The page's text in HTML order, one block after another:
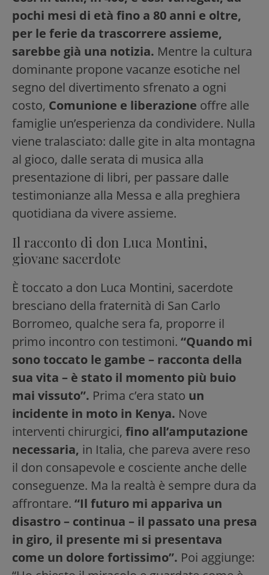
pochi mesi di età fino a 80 anni e oltre,
per le ferie da trascorrere assieme,
sarebbe già una notizia. Mentre la cultura
dominante propone vacanze esotiche nel
segno del divertimento sfrenato a ogni
costo, Comunione e liberazione offre alle
famiglie un’esperienza da condividere. Nulla
viene tralasciato: dalle gite in alta montagna
al gioco, dalle serata di musica alla
presentazione di libri, per passare dalle
testimonianze alla Messa e alla preghiera
quotidiana da vivere assieme.
Il racconto di don Luca Montini,
giovane sacerdote
È toccato a don Luca Montini, sacerdote
bresciano della fraternità di San Carlo
Borromeo, qualche sera fa, proporre il
primo incontro con testimoni. “Quando mi
sono toccato le gambe – racconta della
sua vita – è stato il momento più buio
mai vissuto”. Prima c’era stato un
incidente in moto in Kenya. Nove
interventi chirurgici, fino all’amputazione
necessaria, in Italia, che pareva avere reso
il don consapevole e cosciente anche delle
conseguenze. Ma la realtà è sempre dura da
affrontare. “Il futuro mi appariva un
disastro – continua – il passato una presa
in giro, il presente mi si presentava
come un dolore fortissimo”. Poi aggiunge: